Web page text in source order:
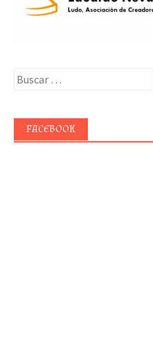
Buscar:
FACEBOOK